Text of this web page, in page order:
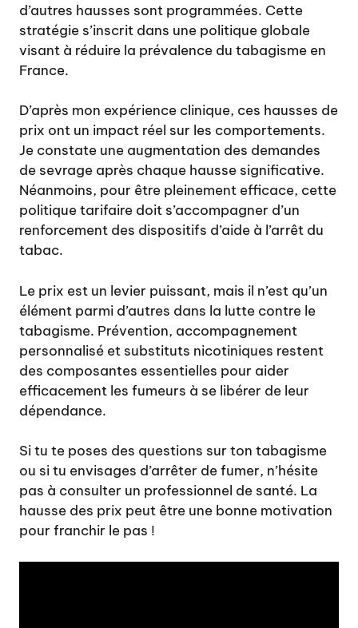
d’autres hausses sont programmées. Cette
stratégie s’inscrit dans une politique globale
visant à réduire la prévalence du tabagisme en
France.
D’après mon expérience clinique, ces hausses de
prix ont un impact réel sur les comportements.
Je constate une augmentation des demandes
de sevrage après chaque hausse significative.
Néanmoins, pour être pleinement efficace, cette
politique tarifaire doit s’accompagner d’un
renforcement des dispositifs d’aide à l’arrêt du
tabac.
Le prix est un levier puissant, mais il n’est qu’un
élément parmi d’autres dans la lutte contre le
tabagisme. Prévention, accompagnement
personnalisé et substituts nicotiniques restent
des composantes essentielles pour aider
efficacement les fumeurs à se libérer de leur
dépendance.
Si tu te poses des questions sur ton tabagisme
ou si tu envisages d’arrêter de fumer, n’hésite
pas à consulter un professionnel de santé. La
hausse des prix peut être une bonne motivation
pour franchir le pas !